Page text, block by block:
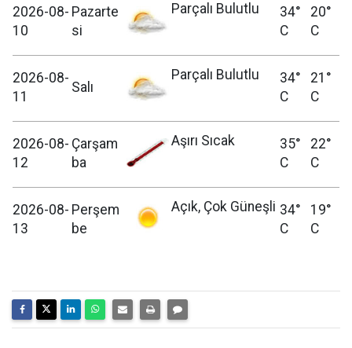
2026-08-
10
Pazarte
si
Parçalı Bulutlu
34°
C
20°
C
2026-08-
11
Salı
Parçalı Bulutlu
34°
C
21°
C
2026-08-
12
Çarşam
ba
Aşırı Sıcak
35°
C
22°
C
2026-08-
13
Perşem
be
Açık, Çok Güneşli 34°
C
19°
C